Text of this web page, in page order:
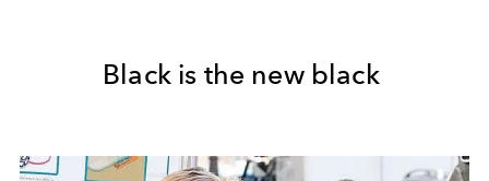
Black is the new black